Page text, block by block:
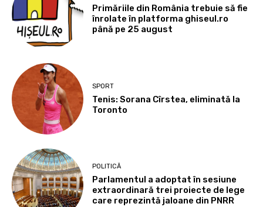
Primăriile din România trebuie să fie
înrolate în platforma ghiseul.ro
până pe 25 august
SPORT
Tenis: Sorana Cîrstea, eliminată la
Toronto
POLITICĂ
Parlamentul a adoptat în sesiune
extraordinară trei proiecte de lege
care reprezintă jaloane din PNRR